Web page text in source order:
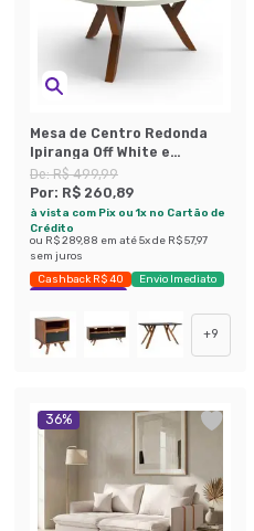
Mesa de Centro Redonda
Ipiranga Off White e
Amêndoa
De:R$ 499,99
Por: R$ 260,89
à vista com Pix ou 1x no Cartão de
Crédito
ou R$ 289,88 em até5x de R$ 57,97
sem juros
Cashback R$ 40
Envio Imediato
Exclusivo Mobly
+9
36%